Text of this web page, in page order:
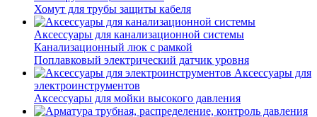
Хомут для трубы защиты кабеля
Аксессуары для канализационной системы
Канализационный люк с рамкой
Поплавковый электрический датчик уровня
Аксессуары для
электроинструментов
Аксессуары для мойки высокого давления